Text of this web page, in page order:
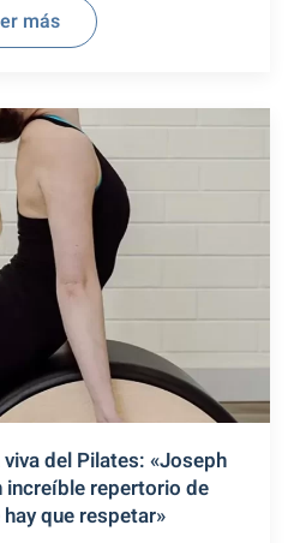
más
del Pilates: «Joseph
increíble repertorio de
que respetar»